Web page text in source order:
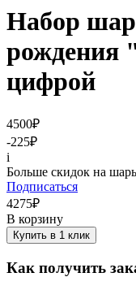
Набор
рождения
цифрой
4500₽
-225₽
i
Больше скидок на
Подписаться
4275₽
В корзину
Купить в 1 клик
Как получить